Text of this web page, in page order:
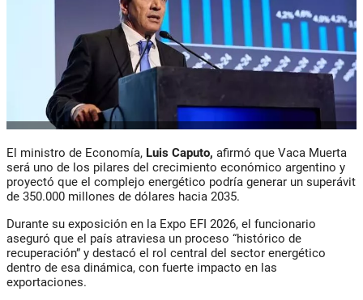
El ministro de Economía, Luis Caputo, afirmó que Vaca Muerta
será uno de los pilares del crecimiento económico argentino y
proyectó que el complejo energético podría generar un superávit
de 350.000 millones de dólares hacia 2035.
Durante su exposición en la Expo EFI 2026, el funcionario
aseguró que el país atraviesa un proceso “histórico de
recuperación” y destacó el rol central del sector energético
dentro de esa dinámica, con fuerte impacto en las
exportaciones.